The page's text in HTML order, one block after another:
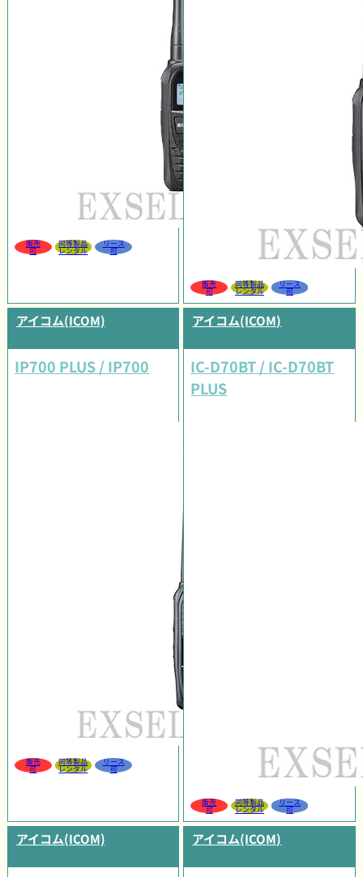
販売
可
同等製品
レンタル
リース
可
販売
可
同等製品
レンタル
リース
可
アイコム(ICOM)
IP700 PLUS / IP700
販売
可
同等製品
レンタル
リース
可
アイコム(ICOM)
IC-D70BT / IC-D70BT
PLUS
販売
可
同等製品
レンタル
リース
可
アイコム(ICOM) アイコム(ICOM)